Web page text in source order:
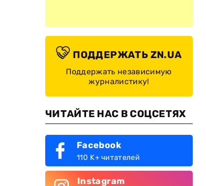
ПОДДЕРЖАТЬ ZN.UA
Поддержать независимую
журналистику!
ЧИТАЙТЕ НАС В СОЦСЕТЯХ
Facebook
110 K+ читателей
Instagram